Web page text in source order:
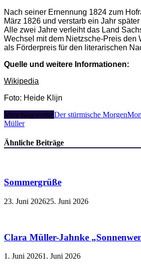
Nach seiner Ernennung 1824 zum
März 1826 und verstarb ein Jahr
Alle zwei Jahre verleiht das Land
Wechsel mit dem Nietzsche-Preis den
als Förderpreis für den literarischen
Quelle und weitere Informationen:
Wikipedia
Foto: Heide Klijn
VerschlagwortetDer stürmische Morgen
Müller
Ähnliche Beiträge
Sommergrüße
23. Juni 202625. Juni 2026
Clara Müller-Jahnke
1. Juni 20261. Juni 2026